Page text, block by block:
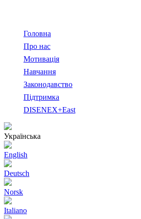
Головна
Про нас
Мотивація
Навчання
Законодавство
Підтримка
DISENEX+East
Українська
English
Deutsch
Norsk
Italiano